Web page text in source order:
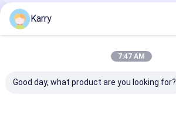
Geadviseerde Producten
Karry
7:47 AM
Good day, what product are you looking for?